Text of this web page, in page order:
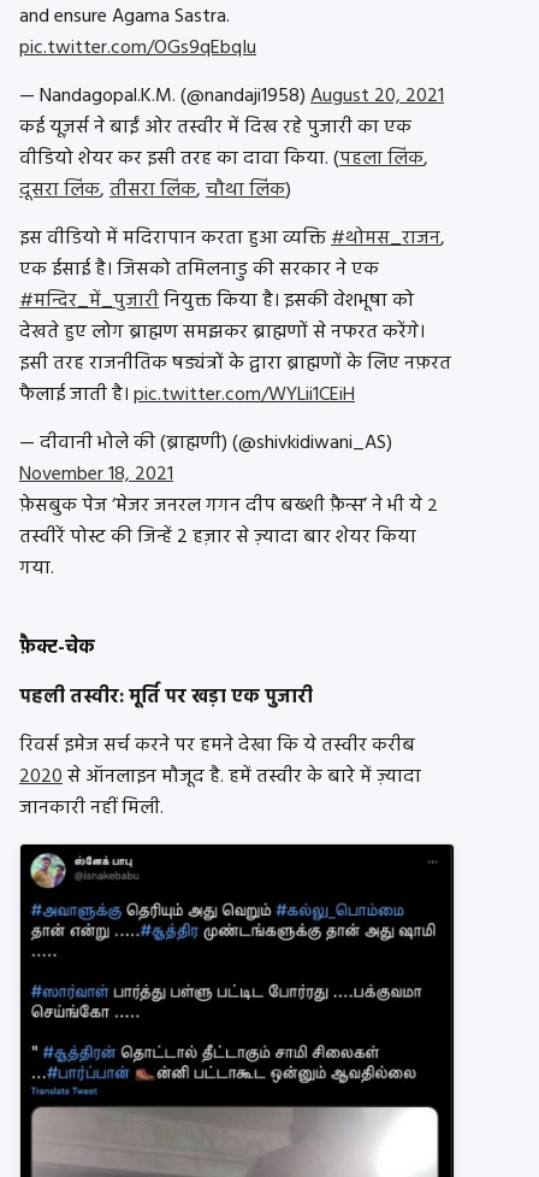
and ensure Agama Sastra.
pic.twitter.com/OGs9qEbqIu
— Nandagopal.K.M. (@nandaji1958)August 20, 2021
कई यूज़र्स ने बाईं ओर तस्वीर में दिख रहे पुजारी का एक
वीडियो शेयर कर इसी तरह का दावा किया. (पहला लिंक,
दूसरा लिंक,तीसरा लिंक,चौथा लिंक)
इस वीडियो में मदिरापान करता हुआ व्यक्ति#थोमस_राजन,
एक ईसाई है। जिसको तमिलनाडु की सरकार ने एक
#मन्दिर_में_पुजारीनियुक्त किया है। इसकी वेशभूषा को
देखते हुए लोग ब्राह्मण समझकर ब्राह्मणों से नफरत करेंगे।
इसी तरह राजनीतिक षड्यंत्रों के द्वारा ब्राह्मणों के लिए नफ़रत
फैलाई जाती है।pic.twitter.com/WYLii1CEiH
— दीवानी भोले की (ब्राह्मणी) (@shivkidiwani_AS)
November 18, 2021
फ़ेसबुक पेज ‘मेजर जनरल गगन दीप बख्शी फ़ैन्स’ ने भी ये २
तस्वीरें पोस्ट की जिन्हें 2 हज़ार से ज़्यादा बार शेयर किया
गया.
फ़ैक्ट-चेक
पहली तस्वीर: मूर्ति पर खड़ा एक पुजारी
रिवर्स इमेज सर्च करने पर हमने देखा कि ये तस्वीर करीब
2020से ऑनलाइन मौजूद है. हमें तस्वीर के बारे में ज़्यादा
जानकारी नहीं मिली.